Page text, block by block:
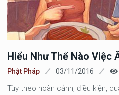
Hiểu Như Thế Nào Việc
Phật Pháp 03/11/2016
Tùy theo hoàn cảnh, điều kiện,